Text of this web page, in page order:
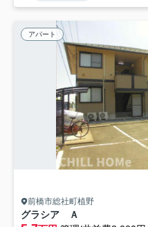
アパート
前橋市総社町植野
グラシア Ａ